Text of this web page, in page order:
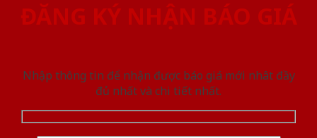
ĐĂNG KÝ NHẬN BÁO GIÁ
Nhập thông tin để nhận được báo giá mới nhât đầy
đủ nhất và chi tiết nhất.